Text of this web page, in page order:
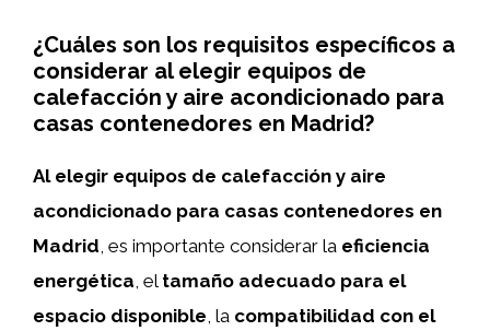
¿Cuáles son los requisitos específicos a
considerar al elegir equipos de
calefacción y aire acondicionado para
casas contenedores en Madrid?
Al elegir equipos de calefacción y aire
acondicionado para casas contenedores en
Madrid, es importante considerar la eficiencia
energética, el tamaño adecuado para el
espacio disponible, la compatibilidad con el